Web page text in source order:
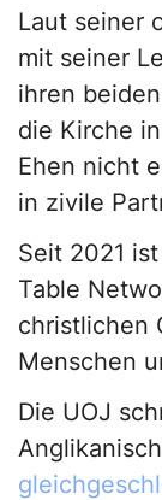
Laut seiner
mit seiner
ihren
die Kirche
Ehen nicht
in zivile
Seit 2021
Table
christlichen
Menschen
Die UOJ